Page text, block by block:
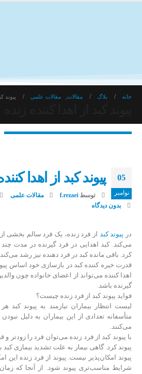
خانه بلاگ مقالات مقالات علمی پیوند
05
نوامبر
پیوند کبد از اهدا
توسط f.rezaei مقالات علمی
بدون دیدگاه
در پیوند کبد از فرد زنده، یک فرد سالم بخشی از
می‌کند. کبد اهدایی در فرد گیرنده در مدت
کرد. باقی مانده کبد در فرد دهنده نیز رشد
قدرت خیره کننده کبد در بازسازی خود اساس
اهدا کننده می‌تواند از اعضای خانواده چون
گیرنده باشد.
فواید پیوند کبد از فرد زنده چیست؟
لیست انتظار بیماران نیازمند به پیوند
متأسفانه تعدادی از این بیماران به دلیل
می‌کنند.
با پیوند کبد از فرد زنده می‌توان فرد را زودتر
پیوند کرد. گاهی بیمار به علت تشدید بیماری
پیوند امکان‌پذیر نیست. پیوند از فرد زنده این
شرایط مناسب‌تری پیوند شود. از آنجا که